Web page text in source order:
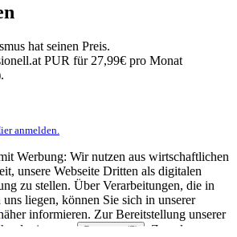
hat seinen Preis.
PUR für 27,99€ pro Monat
anmelden.
Werbung: Wir nutzen aus wirtschaftlichen
unsere Webseite Dritten als digitalen
zu stellen. Über Verarbeitungen, die in
liegen, können Sie sich in unserer
informieren. Zur Bereitstellung unserer
von
Partnern (5)
. Zwecke: